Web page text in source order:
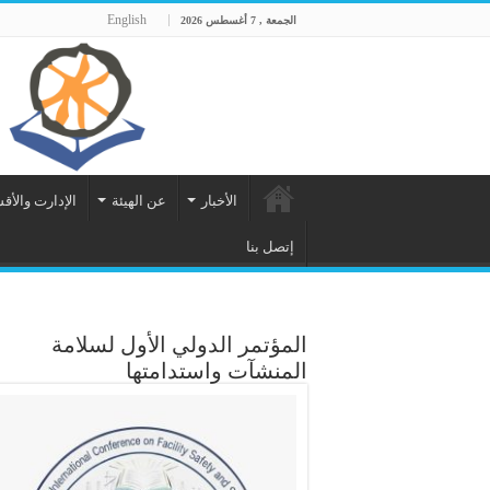
الجمعة , 7 أغسطس 2026 English
الأخبار عن الهيئة الإدارت
إتصل بنا
المؤتمر الدولي الأول لسلامة
المنشآت واستدامتها